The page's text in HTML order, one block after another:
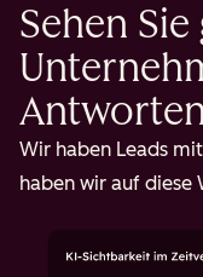
Sehen
Wir haben Leads
haben wir auf diese